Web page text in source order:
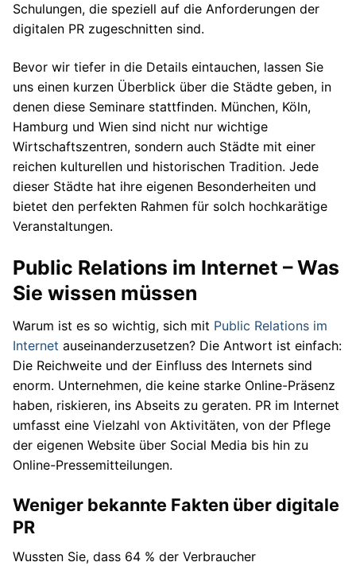
Schulungen, die speziell auf die Anforderungen der
digitalen PR zugeschnitten sind.
Bevor wir tiefer in die Details eintauchen, lassen Sie
uns einen kurzen Überblick über die Städte geben, in
denen diese Seminare stattfinden. München, Köln,
Hamburg und Wien sind nicht nur wichtige
Wirtschaftszentren, sondern auch Städte mit einer
reichen kulturellen und historischen Tradition. Jede
dieser Städte hat ihre eigenen Besonderheiten und
bietet den perfekten Rahmen für solch hochkarätige
Veranstaltungen.
Public Relations im Internet – Was
Sie wissen müssen
Warum ist es so wichtig, sich mit Public Relations im
Internet auseinanderzusetzen? Die Antwort ist einfach:
Die Reichweite und der Einfluss des Internets sind
enorm. Unternehmen, die keine starke Online-Präsenz
haben, riskieren, ins Abseits zu geraten. PR im Internet
umfasst eine Vielzahl von Aktivitäten, von der Pflege
der eigenen Website über Social Media bis hin zu
Online-Pressemitteilungen.
Weniger bekannte Fakten über digitale
PR
Wussten Sie, dass 64 % der Verbraucher